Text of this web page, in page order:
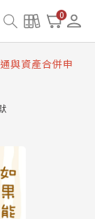
0
書櫃開通申請
與資產合併申
書櫃開通申請